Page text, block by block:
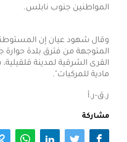
المواطنين جنوب نابلس.
وقال شهود عيان إن
المتوجهة من فترق بلدة حوارة
القرى الشرقية لمدينة
مادية للمركبات".
ر.ق-ر.أ
مشاركة